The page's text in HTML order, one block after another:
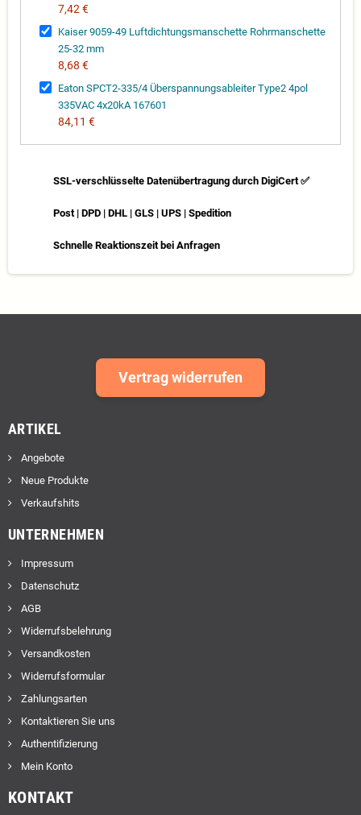
7,42 €
Kaiser 9059-49 Luftdichtungsmanschette Rohrmanschette
25-32 mm
8,68 €
Eaton SPCT2-335/4 Überspannungsableiter Type2 4pol
335VAC 4x20kA 167601
84,11 €
SSL-verschlüsselte Datenübertragung durch DigiCert ✅
Post | DPD | DHL | GLS | UPS | Spedition
Schnelle Reaktionszeit bei Anfragen
Vertrag widerrufen
ARTIKEL
Angebote
Neue Produkte
Verkaufshits
UNTERNEHMEN
Impressum
Datenschutz
AGB
Widerrufsbelehrung
Versandkosten
Widerrufsformular
Zahlungsarten
Kontaktieren Sie uns
Authentifizierung
Mein Konto
KONTAKT